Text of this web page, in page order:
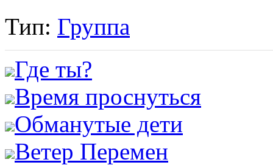
Тип: Группа
Где ты?
Время проснуться
Обманутые дети
Ветер Перемен